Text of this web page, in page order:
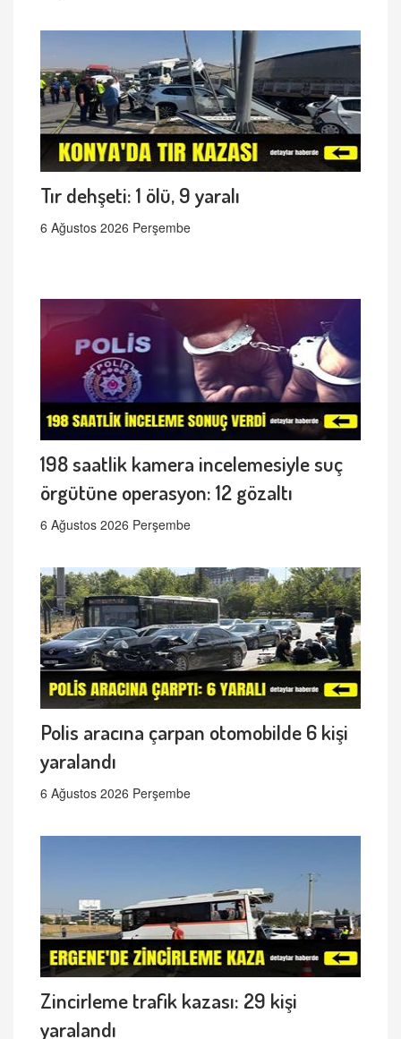
Tır dehşeti: 1 ölü, 9 yaralı
6 Ağustos 2026 Perşembe
198 saatlik kamera incelemesiyle suç
örgütüne operasyon: 12 gözaltı
6 Ağustos 2026 Perşembe
Polis aracına çarpan otomobilde 6 kişi
yaralandı
6 Ağustos 2026 Perşembe
Zincirleme trafik kazası: 29 kişi
yaralandı